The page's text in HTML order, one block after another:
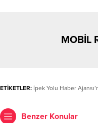
MOBİL
ETİKETLER: İpek Yolu Haber
Benzer Konular